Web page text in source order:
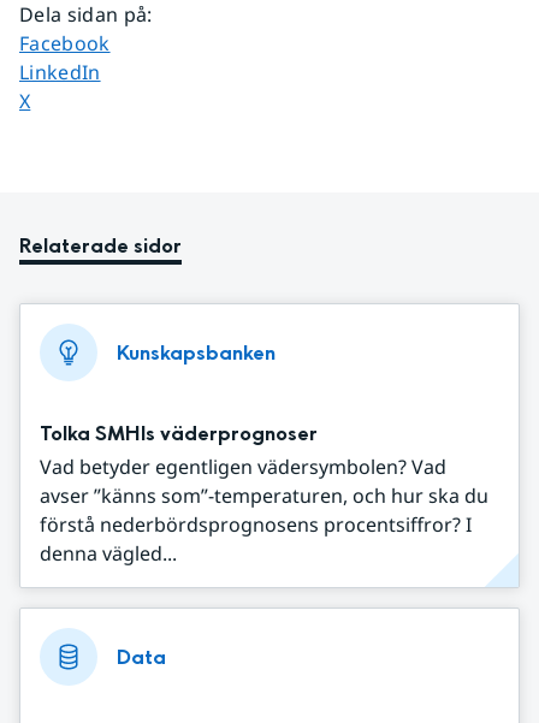
Dela sidan på:
Dela sidan på
Facebook
Dela sidan på
LinkedIn
Dela sidan på
X
Relaterade sidor
Kunskapsbanken
Tolka SMHIs väderprognoser
Vad betyder egentligen vädersymbolen? Vad
avser ”känns som”-temperaturen, och hur ska du
förstå nederbördsprognosens procentsiffror? I
denna vägled...
Data